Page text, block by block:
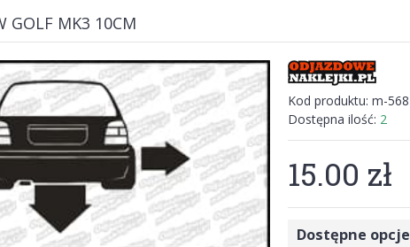
GOLF MK3 10CM
Kod produktu: m-568
Dostępna ilość: 2
15.00 zł
Dostępne opcje